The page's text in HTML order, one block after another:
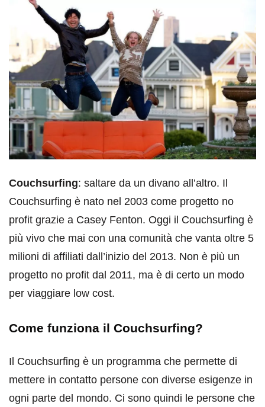
Couchsurfing: saltare da un divano all’altro. Il
Couchsurfing è nato nel 2003 come progetto no
profit grazie a Casey Fenton. Oggi il Couchsurfing è
più vivo che mai con una comunità che vanta oltre 5
milioni di affiliati dall’inizio del 2013. Non è più un
progetto no profit dal 2011, ma è di certo un modo
per viaggiare low cost.
Come funziona il Couchsurfing?
Il Couchsurfing è un programma che permette di
mettere in contatto persone con diverse esigenze in
ogni parte del mondo. Ci sono quindi le persone che